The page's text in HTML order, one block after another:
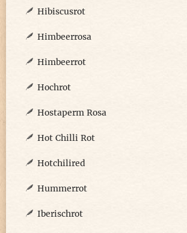
Hibiscusrot
Himbeerrosa
Himbeerrot
Hochrot
Hostaperm Rosa
Hot Chilli Rot
Hotchilired
Hummerrot
Iberischrot